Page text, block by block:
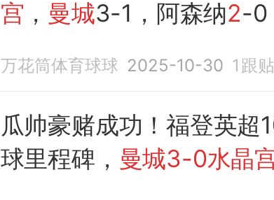
宫 ， 曼城3-1，阿森纳2-0
万花筒体育球球 2025-10-30 1 跟贴
瓜帅豪赌成功！福登英超
球里程碑， 曼城3-0水晶